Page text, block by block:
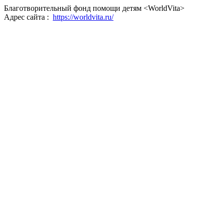
Благотворительный фонд помощи детям <WorldVita>
Адрес сайта : https://worldvita.ru/